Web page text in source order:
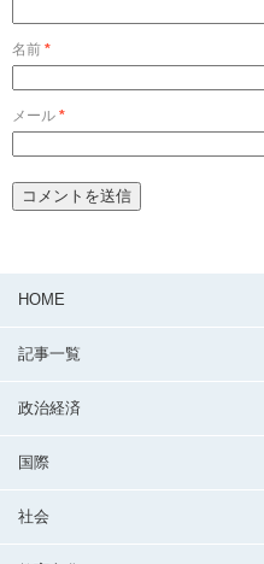
名前 *
メール *
HOME
記事一覧
政治経済
国際
社会